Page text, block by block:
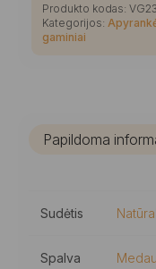
Produkto kodas:
Kategorijos:
gaminiai
Papildoma
Sudėtis
Spalva